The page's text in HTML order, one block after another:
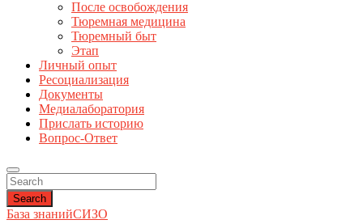
После освобождения
Тюремная медицина
Тюремный быт
Этап
Личный опыт
Ресоциализация
Документы
Медиалаборатория
Прислать историю
Вопрос-Ответ
Search
База знанийСИЗО